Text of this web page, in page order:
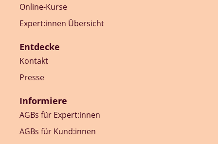
Online-Kurse
Expert:innen Übersicht
Entdecke
Kontakt
Presse
Informiere
AGBs für Expert:innen
AGBs für Kund:innen